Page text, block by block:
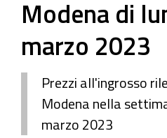
Modena di
marzo 2023
Prezzi all'ingrosso
Modena nella
marzo 2023